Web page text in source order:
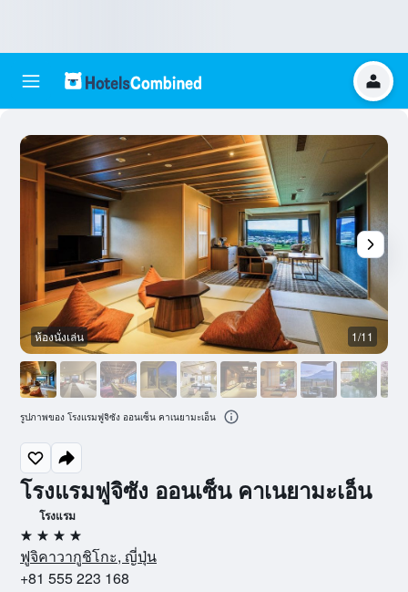
โรงแรมฟูจิซัง ออนเซ็น คาเนยามะเอ็น
โรงแรม
4 ดาว
ฟูจิคาวากูชิโกะ, ญี่ปุ่น
+81 555 223 168
ห้องนั่งเล่น 1/11
รูปภาพของ โรงแรมฟูจิซัง ออนเซ็น คาเนยามะเอ็น